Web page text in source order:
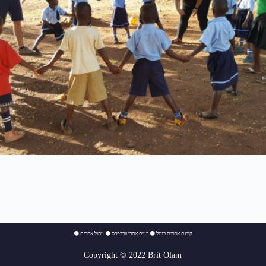
⚫ קידום אתרים בגוגל ⚫בניית אתרי וורדפרס ⚫ניהול אתרים
Copyright © 2022 Brit Olam